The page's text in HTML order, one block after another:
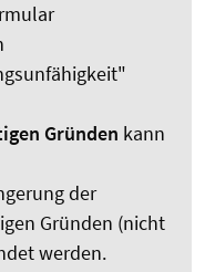
Gründen kann
der
Gründen (nicht
werden.